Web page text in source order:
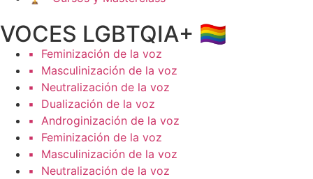
VOCES LGBTQIA+ 🏳️‍🌈
▪️ Feminización de la voz
▪️ Masculinización de la voz
▪️ Neutralización de la voz
▪️ Dualización de la voz
▪️ Androginización de la voz
▪️ Feminización de la voz
▪️ Masculinización de la voz
▪️ Neutralización de la voz